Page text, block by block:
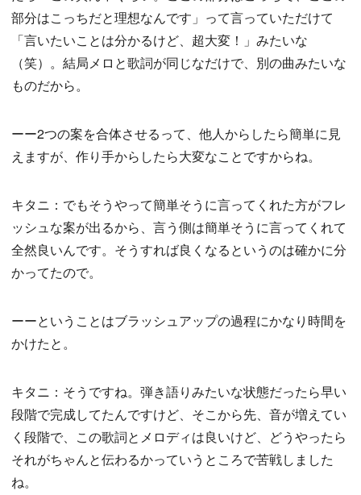
部分はこっちだと理想なんです」って言っていただけて
「言いたいことは分かるけど、超大変！」みたいな
（笑）。結局メロと歌詞が同じなだけで、別の曲みたいな
ものだから。
ーー2つの案を合体させるって、他人からしたら簡単に見
えますが、作り手からしたら大変なことですからね。
キタニ：でもそうやって簡単そうに言ってくれた方がフレ
ッシュな案が出るから、言う側は簡単そうに言ってくれて
全然良いんです。そうすれば良くなるというのは確かに分
かってたので。
ーーということはブラッシュアップの過程にかなり時間を
かけたと。
キタニ：そうですね。弾き語りみたいな状態だったら早い
段階で完成してたんですけど、そこから先、音が増えてい
く段階で、この歌詞とメロディは良いけど、どうやったら
それがちゃんと伝わるかっていうところで苦戦しました
ね。